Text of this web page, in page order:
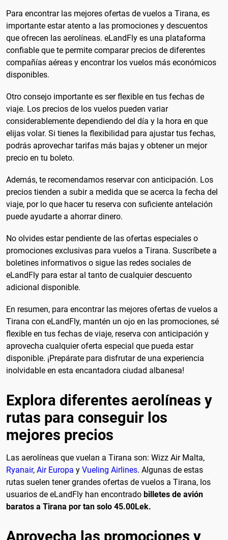
Para encontrar las mejores ofertas de vuelos a Tirana, es
importante estar atento a las promociones y descuentos
que ofrecen las aerolíneas. eLandFly es una plataforma
confiable que te permite comparar precios de diferentes
compañías aéreas y encontrar los vuelos más económicos
disponibles.
Otro consejo importante es ser flexible en tus fechas de
viaje. Los precios de los vuelos pueden variar
considerablemente dependiendo del día y la hora en que
elijas volar. Si tienes la flexibilidad para ajustar tus fechas,
podrás aprovechar tarifas más bajas y obtener un mejor
precio en tu boleto.
Además, te recomendamos reservar con anticipación. Los
precios tienden a subir a medida que se acerca la fecha del
viaje, por lo que hacer tu reserva con suficiente antelación
puede ayudarte a ahorrar dinero.
No olvides estar pendiente de las ofertas especiales o
promociones exclusivas para vuelos a Tirana. Suscríbete a
boletines informativos o sigue las redes sociales de
eLandFly para estar al tanto de cualquier descuento
adicional disponible.
En resumen, para encontrar las mejores ofertas de vuelos a
Tirana con eLandFly, mantén un ojo en las promociones, sé
flexible en tus fechas de viaje, reserva con anticipación y
aprovecha cualquier oferta especial que pueda estar
disponible. ¡Prepárate para disfrutar de una experiencia
inolvidable en esta encantadora ciudad albanesa!
Explora diferentes aerolíneas y
rutas para conseguir los
mejores precios
Las aerolíneas que vuelan a Tirana son: Wizz Air Malta,
Ryanair, Air Europa y Vueling Airlines. Algunas de estas
rutas suelen tener grandes ofertas de vuelos a Tirana, los
usuarios de eLandFly han encontrado billetes de avión
baratos a Tirana por tan solo 45.00Lek.
Aprovecha las promociones y